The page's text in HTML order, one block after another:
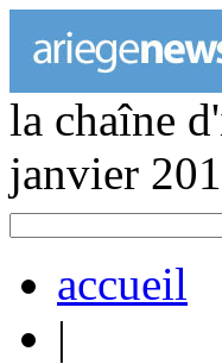
la chaîne
janvier
accueil
|